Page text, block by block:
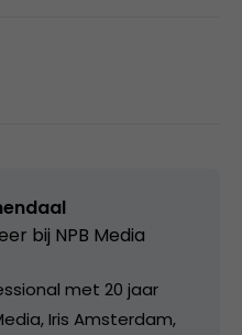
bij NPB Media
met 20 jaar
Iris Amsterdam,